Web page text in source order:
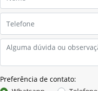
Preferência de contato: